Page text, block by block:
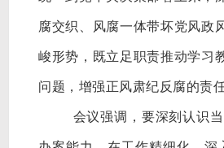
腐交织、风腐一体带坏党风政
峻形势，既立足职责推动学习
问题，增强正风肃纪反腐的责
会议强调，要深刻认识